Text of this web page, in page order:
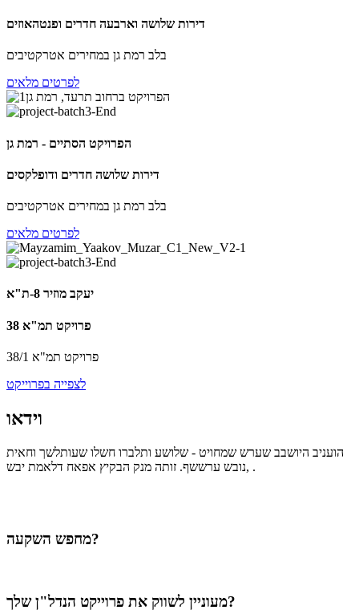
דירות שלושה וארבעה חדרים ופנטהאוזים
בלב רמת גן במחירים אטרקטיבים
לפרטים מלאים
הפרויקט הסתיים - רמת גן
דירות שלושה חדרים ודופלקסים
בלב רמת גן במחירים אטרקטיבים
לפרטים מלאים
יעקב מוזיר 8-ת"א
פרויקט תמ"א 38
פרויקט תמ"א 38/1
לצפייה בפרוייקט
וידאו
הועניב היושבב שערש שמחויט - שלושע ותלברו חשלו שעותלשך וחאית
נובש ערששף. זותה מנק הבקיץ אפאח דלאמת יבש, .
מחפש השקעה?
מעוניין לשווק את פרוייקט הנדל"ן שלך?